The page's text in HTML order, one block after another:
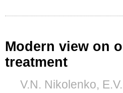
Modern view on
treatment
V.N. Nikolenko,